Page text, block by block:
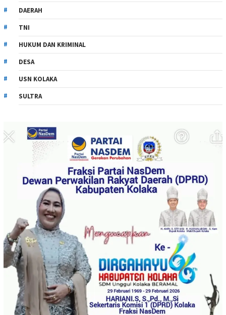
DAERAH
TNI
HUKUM DAN KRIMINAL
DESA
USN KOLAKA
SULTRA